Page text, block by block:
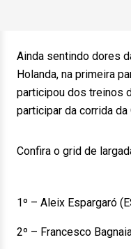
Ainda sentindo dores
Holanda, na primeira
participou dos treinos
participar da corrida da
Confira o grid de
1º – Aleix Espargaró
2º – Francesco